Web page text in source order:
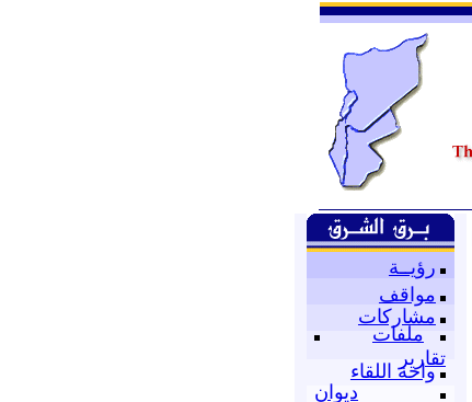
رؤيــة
مواقف
مشاركات
ملفات
تقارير
واحة اللقاء
ديوان